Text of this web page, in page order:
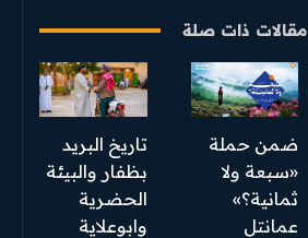
مقالات ذات صلة
ضمن حملة
«سبعة ولا
ثمانية؟»
عمانتل
تاريخ البريد
بظفار والبيئة
الحضرية
وابوعلاية